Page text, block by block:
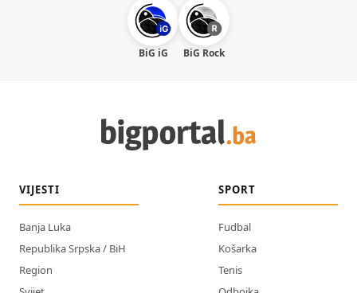
BiG iG BiG Rock
VIJESTI
Banja Luka
Republika Srpska / BiH
Region
SPORT
Fudbal
Košarka
Tenis